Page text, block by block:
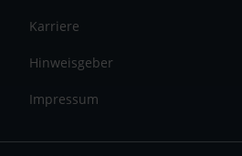
Karriere
Hinweisgeber
Impressum